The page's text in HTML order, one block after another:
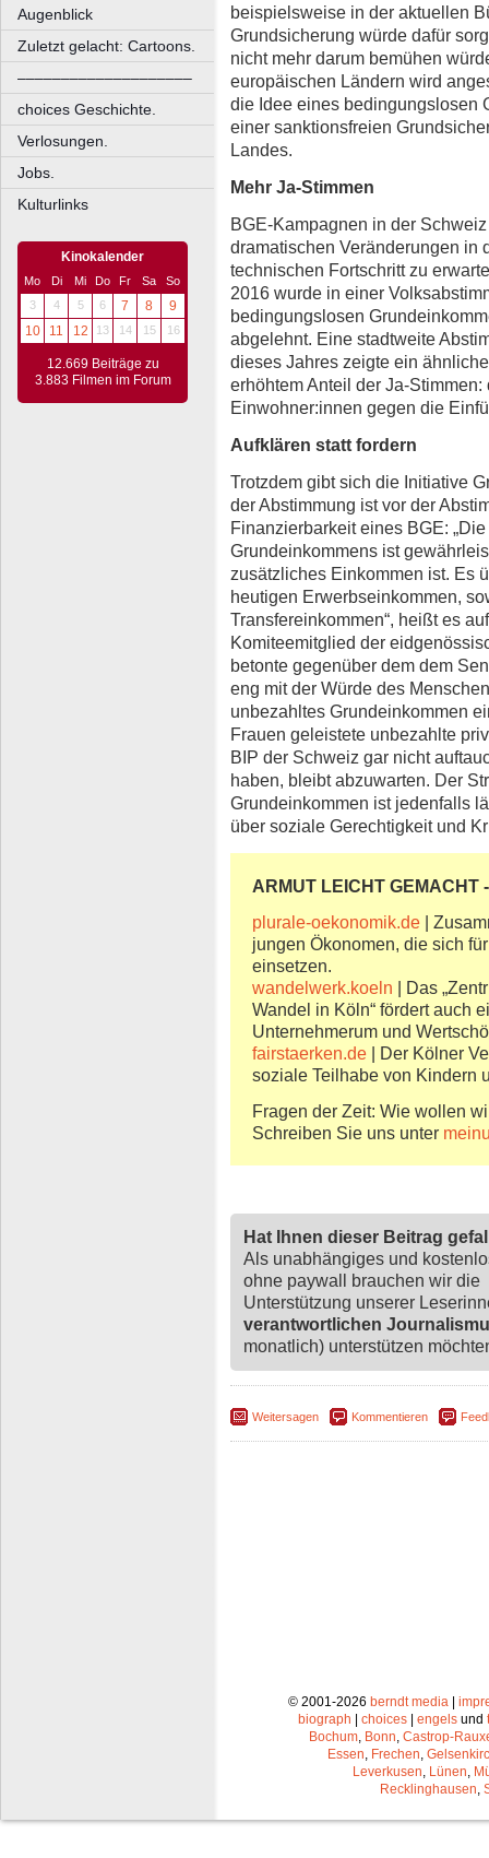
Augenblick
Zuletzt gelacht: Cartoons.
––––––––––––––––––––
choices Geschichte.
Verlosungen.
Jobs.
Kulturlinks
Kinokalender
Mo Di Mi Do Fr Sa
So
3
4 5 6 7 8
9
10
11 12 13 14 15 16
12.669 Beiträge zu
3.883 Filmen im Forum
beispielsweise in der aktuellen
Grundsicherung würde dafür
nicht mehr darum bemühen
europäischen Ländern wird
die Idee eines bedingungslosen
einer sanktionsfreien
Landes.
Mehr Ja-Stimmen
BGE-Kampagnen in der
dramatischen Veränderungen in
technischen Fortschritt zu
2016 wurde in einer
bedingungslosen
abgelehnt. Eine stadtweite
dieses Jahres zeigte ein
erhöhtem Anteil der Ja-
Einwohner:innen gegen die
Aufklären statt fordern
Trotzdem gibt sich die Initiative
der Abstimmung ist vor der
Finanzierbarkeit eines BGE:
Grundeinkommens ist
zusätzliches Einkommen ist. Es
heutigen Erwerbseinkommen,
Transfereinkommen“, heißt es
Komiteemitglied der
betonte gegenüber dem dem
eng mit der Würde des
unbezahltes Grundeinkommen
Frauen geleistete unbezahlte
BIP der Schweiz gar nicht
haben, bleibt abzuwarten. Der
Grundeinkommen ist jedenfalls
über soziale Gerechtigkeit und
ARMUT LEICHT GEMACHT
plurale-oekonomik.de |
jungen Ökonomen, die sich
einsetzen.
wandelwerk.koeln | Das
Wandel in Köln“ fördert auch
Unternehmerum und
fairstaerken.de | Der Kölner
soziale Teilhabe von Kindern
Fragen der Zeit: Wie wollen
Schreiben Sie uns unter
Hat Ihnen dieser Beitrag
Als unabhängiges und
ohne paywall brauchen wir die
Unterstützung unserer
verantwortlichen
monatlich) unterstützen
Weitersagen Kommentieren
© 2001-2026 berndt media|
biograph
choices engels und
Bochum, Bonn, Castrop-
Essen, Frechen,
Leverkusen, Lünen,
Recklinghausen,